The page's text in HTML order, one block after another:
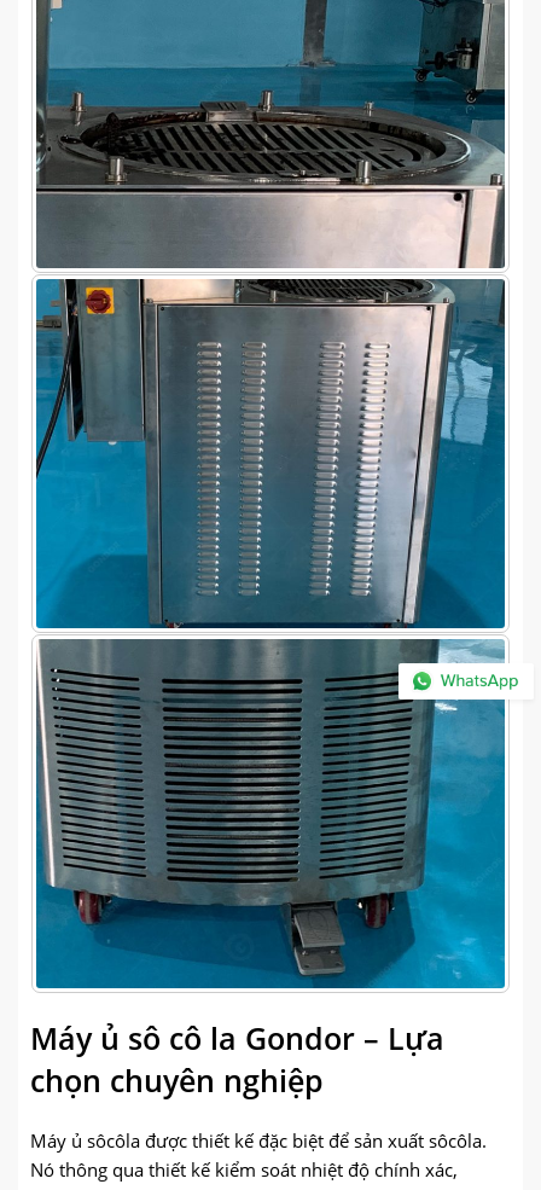
Máy ủ sô cô la Gondor – Lựa
chọn chuyên nghiệp
Máy ủ sôcôla được thiết kế đặc biệt để sản xuất sôcôla.
Nó thông qua thiết kế kiểm soát nhiệt độ chính xác,